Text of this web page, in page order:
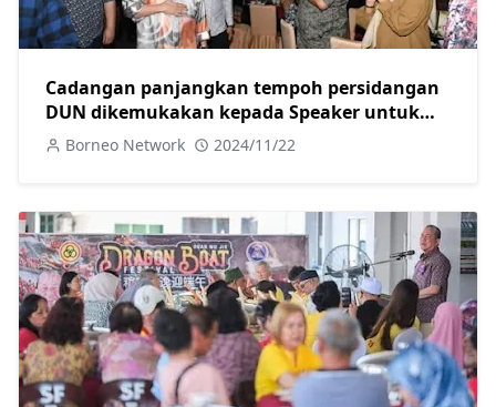
Cadangan panjangkan tempoh persidangan
DUN dikemukakan kepada Speaker untuk
diteliti-Abang Johari
Borneo Network 2024/11/22